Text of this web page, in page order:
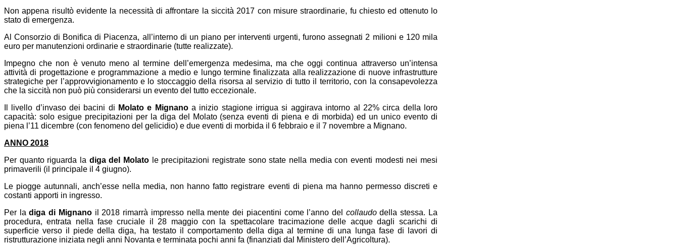
Non appena risultò evidente la necessità di affrontare la siccità 2017 con misure straordinarie, fu chiesto ed ottenuto lo
stato di emergenza.
Al Consorzio di Bonifica di Piacenza, all’interno di un piano per interventi urgenti, furono assegnati 2 milioni e 120 mila
euro per manutenzioni ordinarie e straordinarie (tutte realizzate).
Impegno che non è venuto meno al termine dell’emergenza medesima, ma che oggi continua attraverso un’intensa
attività di progettazione e programmazione a medio e lungo termine finalizzata alla realizzazione di nuove infrastrutture
strategiche per l’approvvigionamento e lo stoccaggio della risorsa al servizio di tutto il territorio, con la consapevolezza
che la siccità non può più considerarsi un evento del tutto eccezionale.
Il livello d’invaso dei bacini di Molato e Mignanoa inizio stagione irrigua si aggirava intorno al 22% circa della loro
capacità: solo esigue precipitazioni per la diga del Molato (senza eventi di piena e di morbida) ed un unico evento di
piena l’11 dicembre (con fenomeno del gelicidio) e due eventi di morbida il 6 febbraio e il 7 novembre a Mignano.
ANNO 2018
Per quanto riguarda la diga del Molatole precipitazioni registrate sono state nella media con eventi modesti nei mesi
primaverili (il principale il 4 giugno).
Le piogge autunnali, anch’esse nella media, non hanno fatto registrare eventi di piena ma hanno permesso discreti e
costanti apporti in ingresso.
Per ladiga di Mignanoil 2018 rimarrà impresso nella mente dei piacentini come l’anno del collaudodella stessa. La
procedura, entrata nella fase cruciale il 28 maggio con la spettacolare tracimazione delle acque dagli scarichi di
superficie verso il piede della diga, ha testato il comportamento della diga al termine di una lunga fase di lavori di
ristrutturazione iniziata negli anni Novanta e terminata pochi anni fa (finanziati dal Ministero dell’Agricoltura).